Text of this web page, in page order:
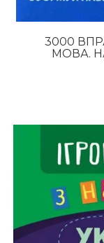
3000
МОВА.